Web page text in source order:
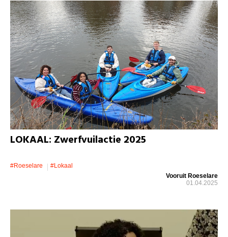
LOKAAL: Zwerfvuilactie 2025
#roeselare
#lokaal
Vooruit Roeselare
01.04.2025